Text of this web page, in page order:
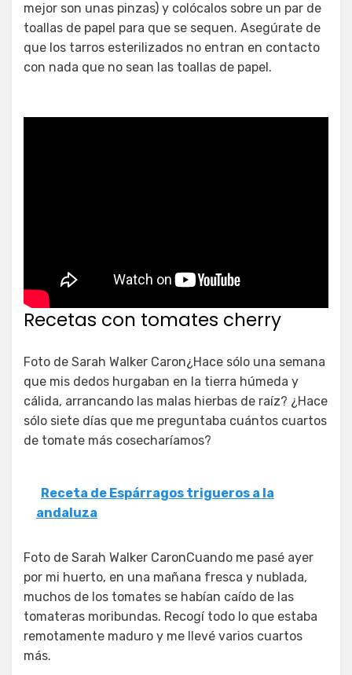
mejor son unas pinzas) y colócalos sobre un par de
toallas de papel para que se sequen. Asegúrate de
que los tarros esterilizados no entran en contacto
con nada que no sean las toallas de papel.
Recetas con tomates cherry
Foto de Sarah Walker Caron¿Hace sólo una semana
que mis dedos hurgaban en la tierra húmeda y
cálida, arrancando las malas hierbas de raíz? ¿Hace
sólo siete días que me preguntaba cuántos cuartos
de tomate más cosecharíamos?
Receta de Espárragos trigueros a la
andaluza
Foto de Sarah Walker CaronCuando me pasé ayer
por mi huerto, en una mañana fresca y nublada,
muchos de los tomates se habían caído de las
tomateras moribundas. Recogí todo lo que estaba
remotamente maduro y me llevé varios cuartos
más.